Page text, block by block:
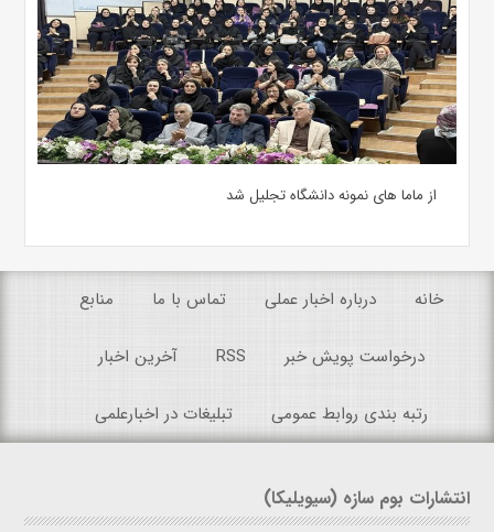
از ماما های نمونه دانشگاه تجلیل شد
خانه درباره اخبار عملی تماس با ما منابع
درخواست پویش خبر RSS آخرین اخبار
رتبه بندی روابط عمومی تبلیغات در اخبارعلمی
انتشارات بوم سازه (سیویلیکا)